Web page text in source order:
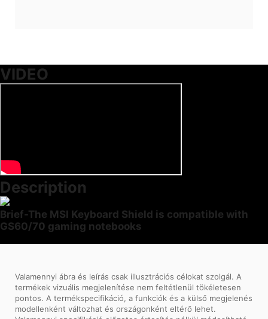
VIDEO
Description
Brief-The MSI Keyboard Shield is compatible with
GS60/70 gaming notebooks
Valamennyi ábra és leírás csak illusztrációs célokat szolgál. A
termékek vizuális megjelenítése nem feltétlenül tökéletesen
pontos. A termékspecifikáció, a funkciók és a külső megjelenés
modellenként változhat és országonként eltérő lehet.